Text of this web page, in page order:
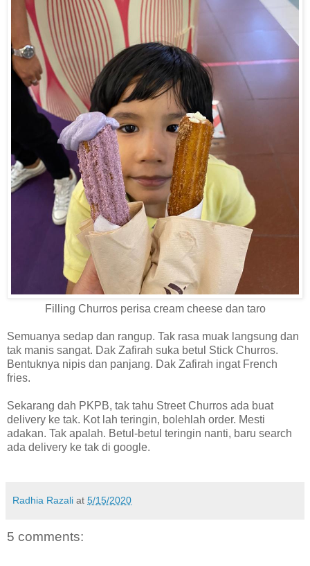
Filling Churros perisa cream cheese dan taro
Semuanya sedap dan rangup. Tak rasa muak langsung dan
tak manis sangat. Dak Zafirah suka betul Stick Churros.
Bentuknya nipis dan panjang. Dak Zafirah ingat French
fries.
Sekarang dah PKPB, tak tahu Street Churros ada buat
delivery ke tak. Kot lah teringin, bolehlah order. Mesti
adakan. Tak apalah. Betul-betul teringin nanti, baru search
ada delivery ke tak di google.
Radhia Razali at 5/15/2020
5 comments: